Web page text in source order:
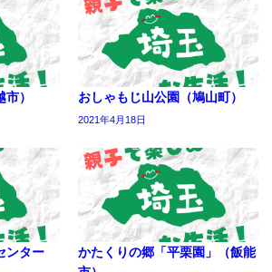
） おしゃもじ山公園（鳩山町）
2021年4月18日
ンター
かたくりの郷「平栗園」（飯能